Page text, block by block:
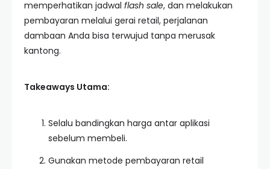
memperhatikan jadwal flash sale, dan melakukan
pembayaran melalui gerai retail, perjalanan
dambaan Anda bisa terwujud tanpa merusak
kantong.
Takeaways Utama:
Selalu bandingkan harga antar aplikasi
sebelum membeli.
Gunakan metode pembayaran retail